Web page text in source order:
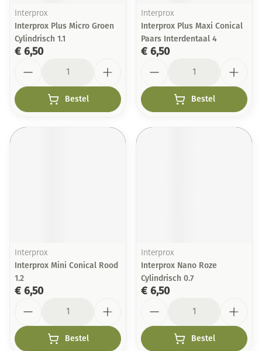
Interprox
Interprox Plus Micro Groen
Cylindrisch 1.1
€ 6,50
Bestel
Interprox
Interprox Plus Maxi Conical
Paars Interdentaal 4
€ 6,50
Bestel
Interprox
Interprox Mini Conical Rood
1.2
€ 6,50
Bestel
Interprox
Interprox Nano Roze
Cylindrisch 0.7
€ 6,50
Bestel